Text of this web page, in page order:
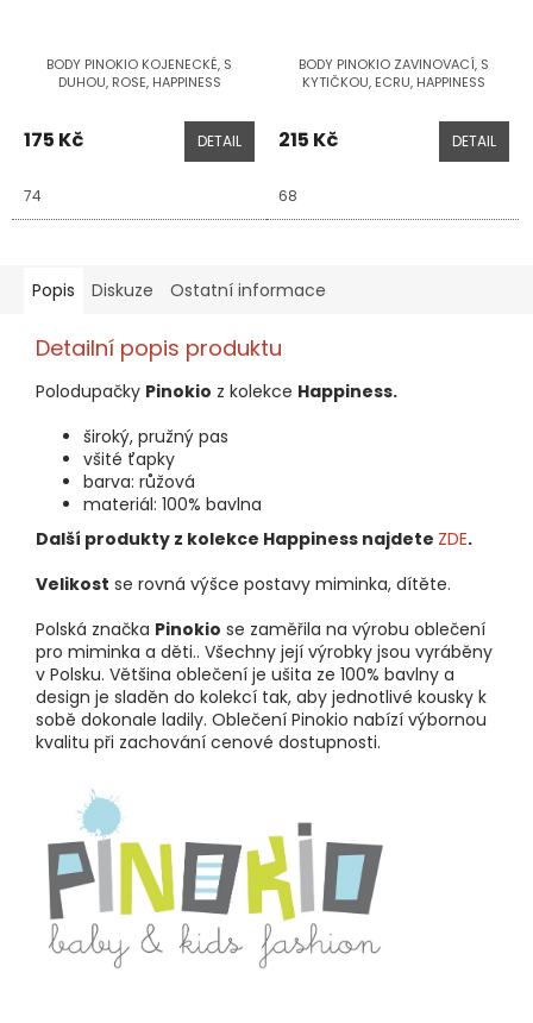
BODY PINOKIO KOJENECKÉ, S
DUHOU, ROSE, HAPPINESS
175 Kč DETAIL
74
BODY PINOKIO ZAVINOVACÍ, S
KYTIČKOU, ECRU, HAPPINESS
215 Kč DETAIL
68
Popis Diskuze Ostatní informace
Detailní popis produktu
Polodupačky Pinokio z kolekce Happiness.
široký, pružný pas
všité ťapky
barva: růžová
materiál: 100% bavlna
Další produkty z kolekce Happiness najdete ZDE.
Velikost se rovná výšce postavy miminka, dítěte.
Polská značka Pinokio se zaměřila na výrobu oblečení
pro miminka a děti.. Všechny její výrobky jsou vyráběny
v Polsku. Většina oblečení je ušita ze 100% bavlny a
design je sladěn do kolekcí tak, aby jednotlivé kousky k
sobě dokonale ladily. Oblečení Pinokio nabízí výbornou
kvalitu při zachování cenové dostupnosti.